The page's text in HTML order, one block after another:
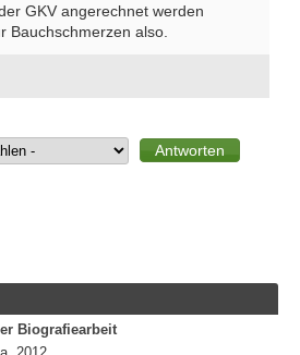
GKV angerechnet werden
Bauchschmerzen also.
Biografiearbeit